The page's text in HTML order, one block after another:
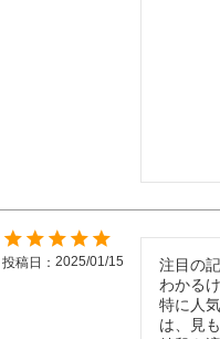
投稿日 2025/01/15
注目の
わかる
特に人
は、見